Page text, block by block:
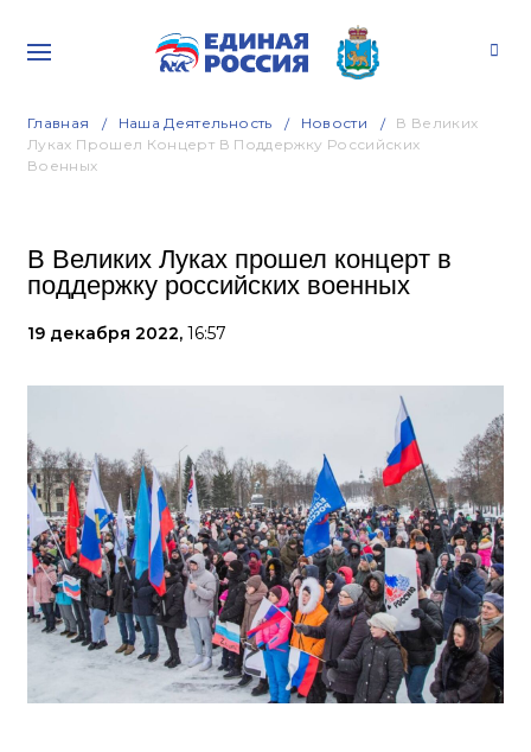
Главная Наша Деятельность Новости
В Великих
Луках Прошел Концерт В Поддержку Российских
Военных
В Великих Луках прошел концерт в
поддержку российских военных
19 декабря 2022, 16:57